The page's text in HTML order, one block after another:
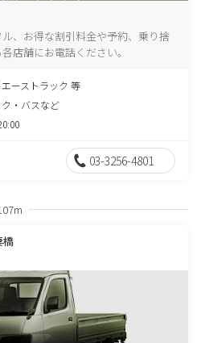
、お得な割引料金や予約、乗り捨
店舗にお電話ください。
ーストラック 等
ク・バスなど
03-3256-4801
橋